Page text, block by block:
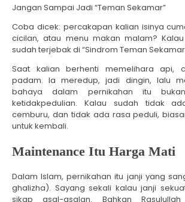
Jangan Sampai Jadi “Teman Sekamar”
Coba dicek: percakapan kalian isinya
cicilan, atau menu makan malam?
sudah terjebak di “Sindrom Teman
Saat kalian berhenti memelihara api,
padam. Ia meredup, jadi dingin, lalu
bahaya dalam pernikahan itu
ketidakpedulian. Kalau sudah tidak
cemburu, dan tidak ada rasa peduli,
untuk kembali.
Maintenance Itu Harga Mati
Dalam Islam, pernikahan itu janji yang
ghalizha). Sayang sekali kalau janji
sikap asal-asalan. Bahkan